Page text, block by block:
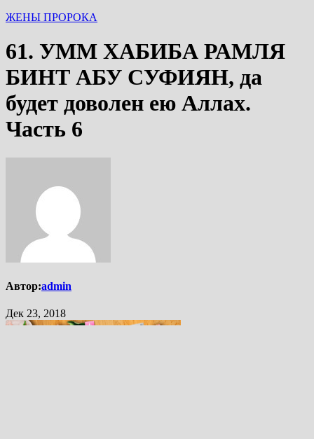
ЖЕНЫ ПРОРОКА
61. ​​​​​​​УММ ХАБИБА РАМЛЯ
БИНТ АБУ СУФИЯН, да
будет доволен ею Аллах.
Часть 6
Автор:admin
Дек 23, 2018